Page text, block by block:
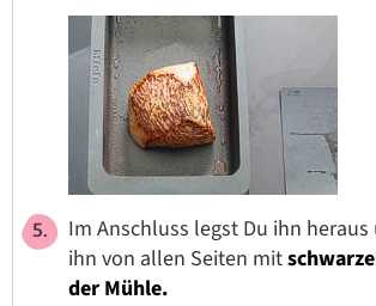
Im Anschluss legst Du ihn heraus
ihn von allen Seiten mit
der Mühle.